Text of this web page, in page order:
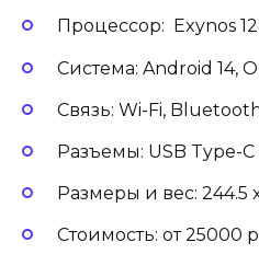
Процессор: Exynos
Система: Android 14,
Связь: Wi-Fi,
Разъемы: USB Type-C
Размеры и вес: 244.5
Стоимость: от 25000